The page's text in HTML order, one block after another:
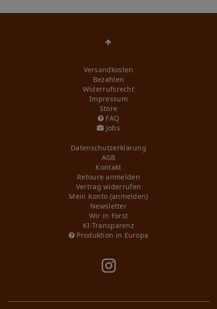
Versandkosten
Bezahlen
Widerrufs­recht
Impressum
Store
FAQ
Jobs
Daten­schutz­erklärung
AGB
Kontakt
Retoure anmelden
Vertrag widerrufen
Mein Konto (anmelden)
Newsletter
Wir in Forst
KI-Transparenz
Produktion in Europa